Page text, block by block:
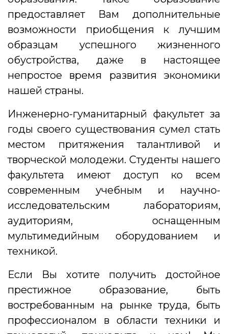
предоставляет Вам дополнительные
возможности приобщения к лучшим
образцам успешного жизненного
обустройства, даже в настоящее
непростое время развития экономики
нашей страны.
Инженерно-гуманитарный факультет за
годы своего существования сумел стать
местом притяжения талантливой и
творческой молодежи. Студенты нашего
факультета имеют доступ ко всем
современным учебным и научно-
исследовательским лабораториям,
аудиториям, оснащенным
мультимедийным оборудованием и
техникой.
Если Вы хотите получить достойное
престижное образование, быть
востребованным на рынке труда, быть
профессионалом в области техники и